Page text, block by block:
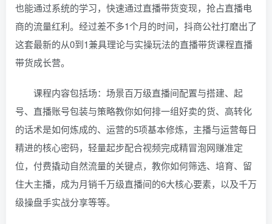
也能通过系统的学习，快速通过直播带货变现，抢占直播电
商的流量红利。经过差不多1个月的时间，抖商公社打磨出了
这套最新的从0到1兼具理论与实操玩法的直播带货课程直播
带货成长营。
课程内容包括场：场景百万级直播间配置与搭建、起
号、直播账号包装与策略教你如何排一组好卖的货、高转化
的话术是如何炼成的、运营的5项基本修炼，主播与运营每日
精进的核心密码，轻量起步配合视频完成精冒泡网赚准定
位，付费撬动自然流量的关键点，教你如何筛选、培育、留
住大主播，成为月销千万级直播间的6大核心要素，以及千万
级操盘手实战分享等等。